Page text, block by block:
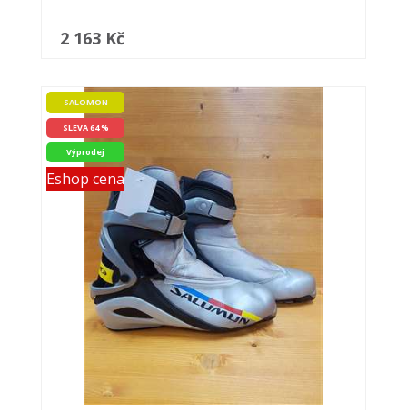
2 163 Kč
SALOMON
SLEVA 64 %
Výprodej
Eshop cena